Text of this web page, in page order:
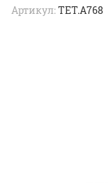
Артикул:TET.A768